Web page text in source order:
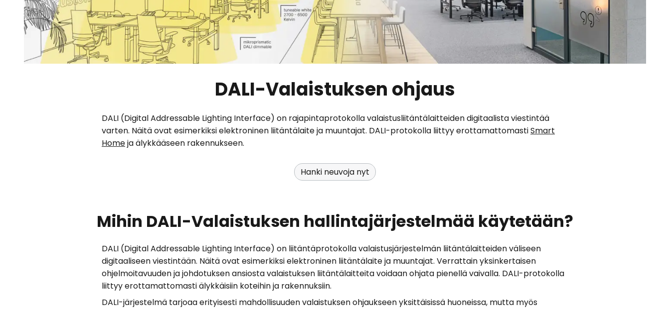
DALI-Valaistuksen ohjaus
DALI (Digital Addressable Lighting Interface) on rajapintaprotokolla valaistusliitäntälaitteiden digitaalista viestintää
varten. Näitä ovat esimerkiksi elektroninen liitäntälaite ja muuntajat. DALI-protokolla liittyy erottamattomastiSmart
Homeja älykkääseen rakennukseen.
Hanki neuvoja nyt
Mihin DALI-Valaistuksen hallintajärjestelmää käytetään?
DALI (Digital Addressable Lighting Interface) on liitäntäprotokolla valaistusjärjestelmän liitäntälaitteiden väliseen
digitaaliseen viestintään. Näitä ovat esimerkiksi elektroninen liitäntälaite ja muuntajat. Verrattain yksinkertaisen
ohjelmoitavuuden ja johdotuksen ansiosta valaistuksen liitäntälaitteita voidaan ohjata pienellä vaivalla. DALI-protokolla
liittyy erottamattomasti älykkäisiin koteihin ja rakennuksiin.
DALI-järjestelmä tarjoaa erityisesti mahdollisuuden valaistuksen ohjaukseen yksittäisissä huoneissa, mutta myös